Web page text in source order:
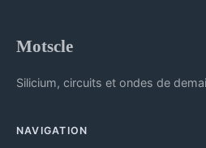
Motscle
Silicium, circuits et ondes de
NAVIGATION